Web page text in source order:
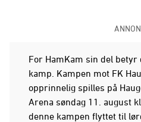
For HamKam sin del
kamp. Kampen mot FK
opprinnelig spilles på
Arena søndag 11. august
denne kampen flyttet til